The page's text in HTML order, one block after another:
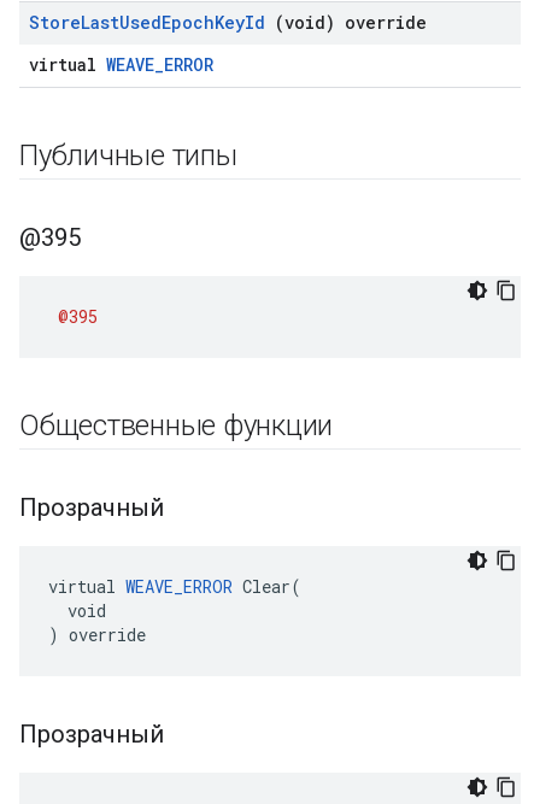
StoreLastUsedEpochKeyId (void) override
virtual WEAVE_ERROR
Публичные типы
@395
@395
Общественные функции
Прозрачный
virtual WEAVE_ERROR Clear(
  void
) override
Прозрачный